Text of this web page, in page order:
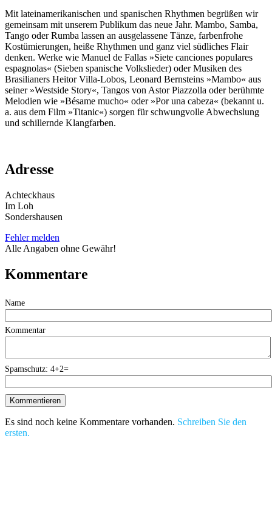
Mit lateinamerikanischen und spanischen Rhythmen begrüßen wir
gemeinsam mit unserem Publikum das neue Jahr. Mambo, Samba,
Tango oder Rumba lassen an ausgelassene Tänze, farbenfrohe
Kostümierungen, heiße Rhythmen und ganz viel südliches Flair
denken. Werke wie Manuel de Fallas »Siete canciones populares
espagnolas« (Sieben spanische Volkslieder) oder Musiken des
Brasilianers Heitor Villa-Lobos, Leonard Bernsteins »Mambo« aus
seiner »Westside Story«, Tangos von Astor Piazzolla oder berühmte
Melodien wie »Bésame mucho« oder »Por una cabeza« (bekannt u.
a. aus dem Film »Titanic«) sorgen für schwungvolle Abwechslung
und schillernde Klangfarben.
Adresse
Achteckhaus
Im Loh
Sondershausen
Fehler melden
Alle Angaben ohne Gewähr!
Kommentare
Name
Kommentar
Spamschutz: 4+2=
Es sind noch keine Kommentare vorhanden. Schreiben Sie den
ersten.